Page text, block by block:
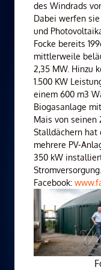
des Windrads
Dabei werfen
und
Focke bereits
mittlerweile
2,35 MW. Hinzu
1.500 KW
einem 600 m3
Biogasanlage
Mais von seinen
Stalldächern hat
mehrere PV-
350 kW
Stromversorgung.
Facebook: